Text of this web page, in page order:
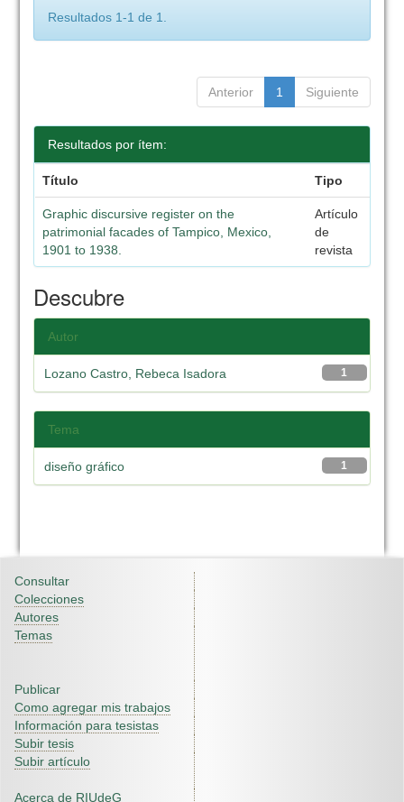
Resultados 1-1 de 1.
Anterior 1 Siguiente
Resultados por ítem:
Título Tipo
Graphic discursive register on the
patrimonial facades of Tampico, Mexico,
1901 to 1938.
Artículo
de
revista
Descubre
Autor
1
Lozano Castro, Rebeca Isadora
Tema
1
diseño gráfico
Consultar
Colecciones
Autores
Temas
Publicar
Como agregar mis trabajos
Información para tesistas
Subir tesis
Subir artículo
Acerca de RIUdeG